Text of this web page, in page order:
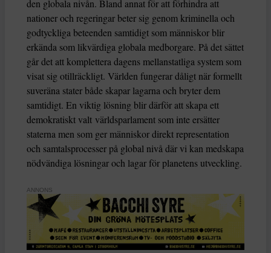
den globala nivån. Bland annat för att förhindra att
nationer och regeringar beter sig genom kriminella och
godtyckliga beteenden samtidigt som människor blir
erkända som likvärdiga globala medborgare. På det sättet
går det att komplettera dagens mellanstatliga system som
visat sig otillräckligt. Världen fungerar dåligt när formellt
suveräna stater både skapar lagarna och bryter dem
samtidigt. En viktig lösning blir därför att skapa ett
demokratiskt valt världsparlament som inte ersätter
staterna men som ger människor direkt representation
och samtalsprocesser på global nivå där vi kan medskapa
nödvändiga lösningar och lagar för planetens utveckling.
ANNONS